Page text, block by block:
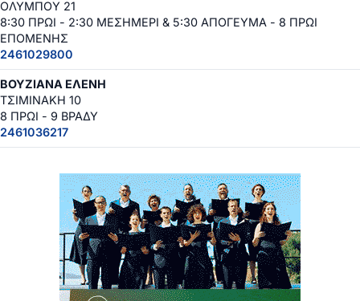
ΟΛΥΜΠΟΥ 21
8:30 ΠΡΩΙ - 2:30 ΜΕΣΗΜΕΡΙ & 5:30 ΑΠΟΓΕΥΜΑ - 8 ΠΡΩΙ
ΕΠΟΜΕΝΗΣ
2461029800
ΒΟΥΖΙΑΝΑ ΕΛΕΝΗ
ΤΣΙΜΙΝΑΚΗ 10
8 ΠΡΩΙ - 9 ΒΡΑΔΥ
2461036217